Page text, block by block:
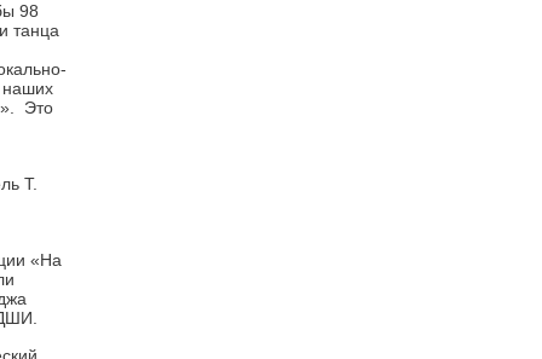
98
танца
наших
Это
Т.
«На